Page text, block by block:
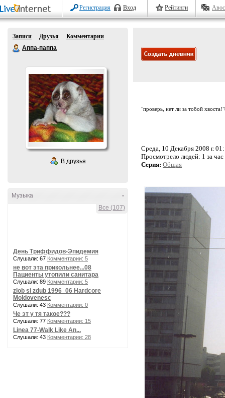
Регистрация Вход Рейтинги
Записи Друзья
Комментарии
Аппа-паппа
В друзья
-
Музыка
Все (107)
День Триффидов-Эпидемия
Слушали: 67 Комментарии: 5
не вот эта прикольнее...08
Пациенты утопили санитара
Слушали: 89 Комментарии: 5
zlob si zdub 1996_06 Hardcore
Moldovenesc
Слушали: 43 Комментарии: 0
Че эт у тя такое???
Слушали: 77 Комментарии: 15
Linea 77-Walk Like An...
Слушали: 43 Комментарии: 28
"проверь, нет ли за тобой
Среда, 10 Декабря 2008 г.
Просмотрело людей: 1 за
Серия: Общая